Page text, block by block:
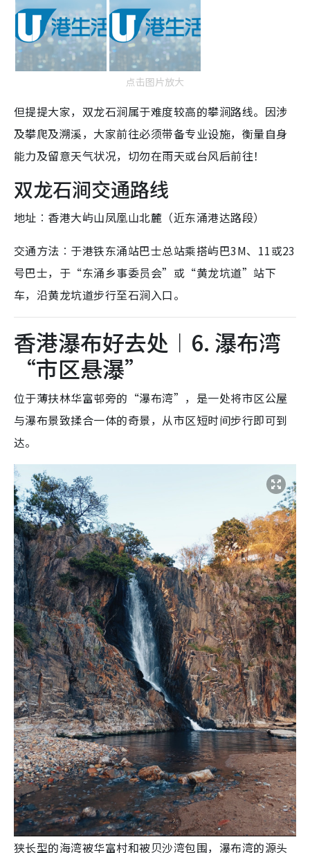
点击图片放大
但提提大家，双龙石涧属于难度较高的攀涧路线。因涉
及攀爬及溯溪，大家前往必须带备专业设施，衡量自身
能力及留意天气状况，切勿在雨天或台风后前往！
双龙石涧交通路线
地址︰香港大屿山凤凰山北麓（近东涌港达路段）
交通方法︰于港铁东涌站巴士总站乘搭屿巴3M、11或23
号巴士，于“东涌乡事委员会”或“黄龙坑道”站下
车，沿黄龙坑道步行至石涧入口。
香港瀑布好去处︱6. 瀑布湾
“市区悬瀑”
位于薄扶林华富邨旁的“瀑布湾”，是一处将市区公屋
与瀑布景致揉合一体的奇景，从市区短时间步行即可到
达。
狭长型的海湾被华富村和被贝沙湾包围，瀑布湾的源头